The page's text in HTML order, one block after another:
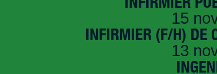
15
INFIRMIER (F/H) DE
13